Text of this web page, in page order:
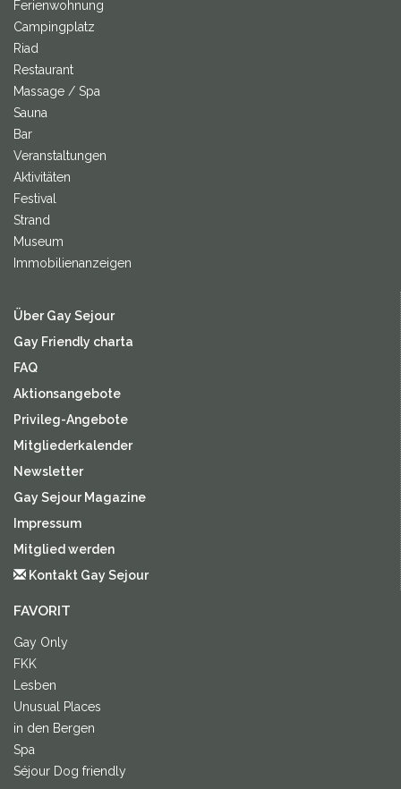
Ferienwohnung
Campingplatz
Riad
Restaurant
Massage / Spa
Sauna
Bar
Veranstaltungen
Aktivitäten
Festival
Strand
Museum
Immobilienanzeigen
Über Gay Sejour
Gay Friendly charta
FAQ
Aktionsangebote
Privileg-Angebote
Mitgliederkalender
Newsletter
Gay Sejour Magazine
Impressum
Mitglied werden
Kontakt Gay Sejour
FAVORIT
Gay Only
FKK
Lesben
Unusual Places
in den Bergen
Spa
Séjour Dog friendly